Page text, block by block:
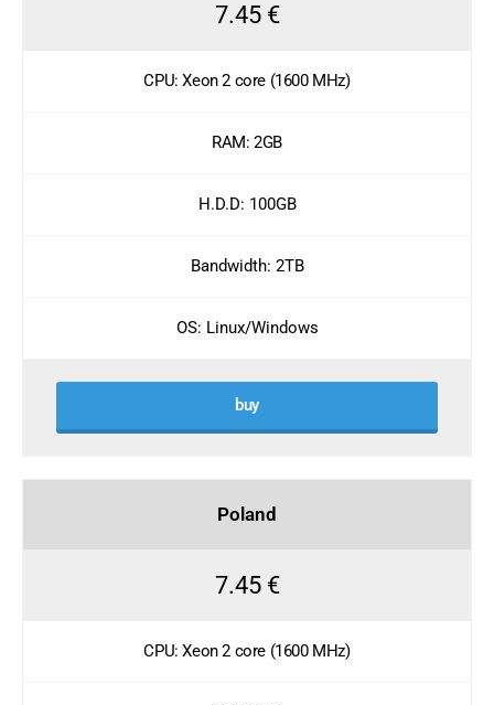
7.45 €
CPU: Xeon 2 core (1600 MHz)
RAM: 2GB
H.D.D: 100GB
Bandwidth: 2TB
OS: Linux/Windows
buy
Poland
7.45 €
CPU: Xeon 2 core (1600 MHz)